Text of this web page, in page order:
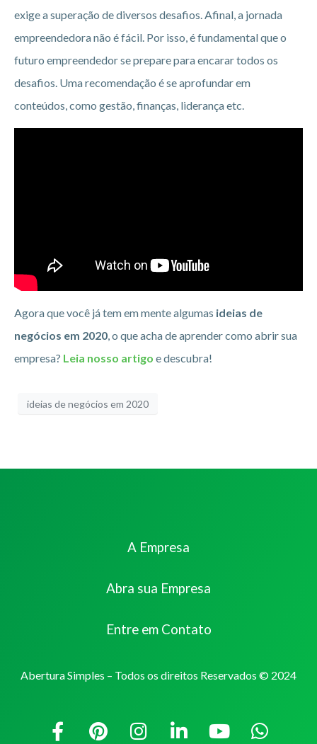
exige a superação de diversos desafios. Afinal, a jornada
empreendedora não é fácil. Por isso, é fundamental que o
futuro empreendedor se prepare para encarar todos os
desafios. Uma recomendação é se aprofundar em
conteúdos, como gestão, finanças, liderança etc.
Agora que você já tem em mente algumas ideias de
negócios em 2020, o que acha de aprender como abrir sua
empresa? Leia nosso artigo e descubra!
ideias de negócios em 2020
A Empresa
Abra sua Empresa
Entre em Contato
Abertura Simples – Todos os direitos Reservados © 2024